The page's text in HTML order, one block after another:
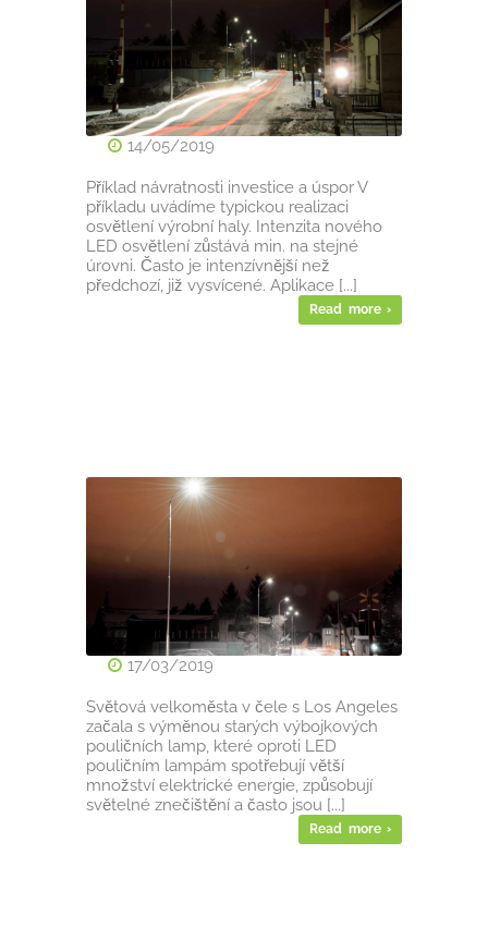
14/05/2019
Příklad návratnosti investice a úspor V
příkladu uvádíme typickou realizaci
osvětlení výrobní haly. Intenzita nového
LED osvětlení zůstává min. na stejné
úrovni. Často je intenzívnější než
předchozí, již vysvícené. Aplikace [...]
Read more ›
17/03/2019
Světová velkoměsta v čele s Los Angeles
začala s výměnou starých výbojkových
pouličních lamp, které oproti LED
pouličním lampám spotřebují větší
množství elektrické energie, způsobují
světelné znečištění a často jsou [...]
Read more ›